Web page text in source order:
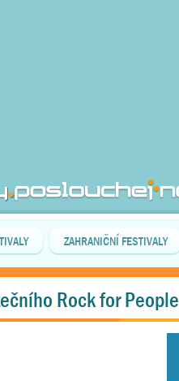
ZAHRANIČNÍ FESTIVALY
Rock for People